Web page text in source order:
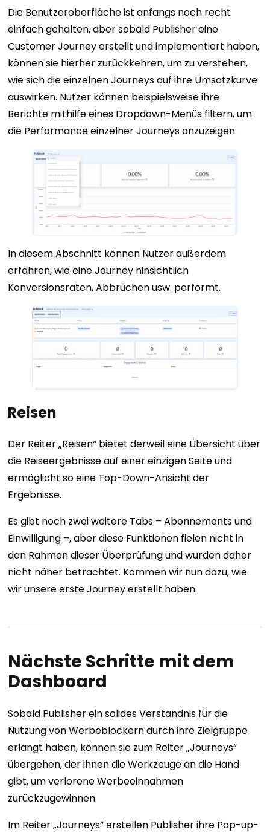
Die Benutzeroberfläche ist anfangs noch recht
einfach gehalten, aber sobald Publisher eine
Customer Journey erstellt und implementiert haben,
können sie hierher zurückkehren, um zu verstehen,
wie sich die einzelnen Journeys auf ihre Umsatzkurve
auswirken. Nutzer können beispielsweise ihre
Berichte mithilfe eines Dropdown-Menüs filtern, um
die Performance einzelner Journeys anzuzeigen.
In diesem Abschnitt können Nutzer außerdem
erfahren, wie eine Journey hinsichtlich
Konversionsraten, Abbrüchen usw. performt.
Reisen
Der Reiter „Reisen“ bietet derweil eine Übersicht über
die Reiseergebnisse auf einer einzigen Seite und
ermöglicht so eine Top-Down-Ansicht der
Ergebnisse.
Es gibt noch zwei weitere Tabs – Abonnements und
Einwilligung –, aber diese Funktionen fielen nicht in
den Rahmen dieser Überprüfung und wurden daher
nicht näher betrachtet. Kommen wir nun dazu, wie
wir unsere erste Journey erstellt haben.
Nächste Schritte mit dem
Dashboard
Sobald Publisher ein solides Verständnis für die
Nutzung von Werbeblockern durch ihre Zielgruppe
erlangt haben, können sie zum Reiter „Journeys“
übergehen, der ihnen die Werkzeuge an die Hand
gibt, um verlorene Werbeeinnahmen
zurückzugewinnen.
Im Reiter „Journeys“ erstellen Publisher ihre Pop-up-